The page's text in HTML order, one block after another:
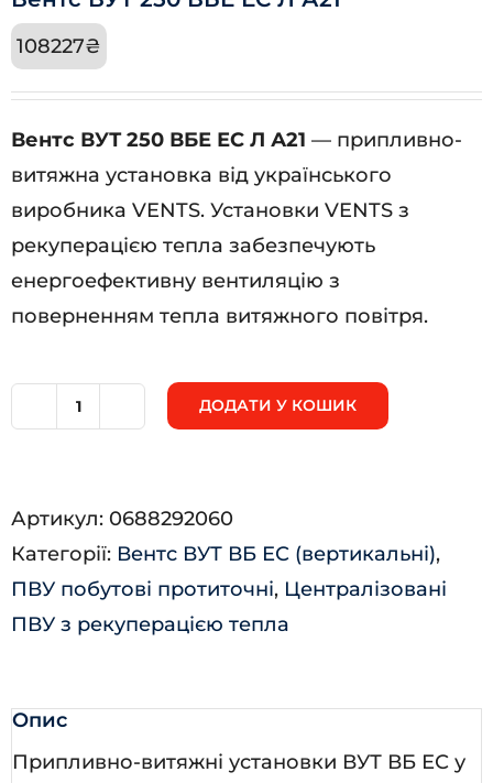
108227₴
Вентс ВУТ 250 ВБЕ ЕС Л А21 — припливно-
витяжна установка від українського
виробника VENTS. Установки VENTS з
рекуперацією тепла забезпечують
енергоефективну вентиляцію з
поверненням тепла витяжного повітря.
ВБЕ
ЕС
Л
А21
ДОДАТИ У КОШИК
Артикул: 0688292060
Категорії: Вентс ВУТ ВБ ЕС (вертикальні),
ПВУ побутові протиточні, Централізовані
ПВУ з рекуперацією тепла
Опис
Припливно-витяжні установки ВУТ ВБ ЕС у